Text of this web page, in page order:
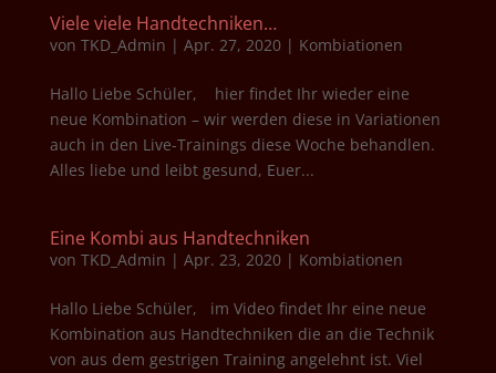
Viele viele Handtechniken…
von TKD_Admin | Apr. 27, 2020| Kombiationen
Hallo Liebe Schüler, hier findet Ihr wieder eine
neue Kombination – wir werden diese in Variationen
auch in den Live-Trainings diese Woche behandlen.
Alles liebe und leibt gesund, Euer...
Eine Kombi aus Handtechniken
von TKD_Admin | Apr. 23, 2020| Kombiationen
Hallo Liebe Schüler, im Video findet Ihr eine neue
Kombination aus Handtechniken die an die Technik
von aus dem gestrigen Training angelehnt ist. Viel